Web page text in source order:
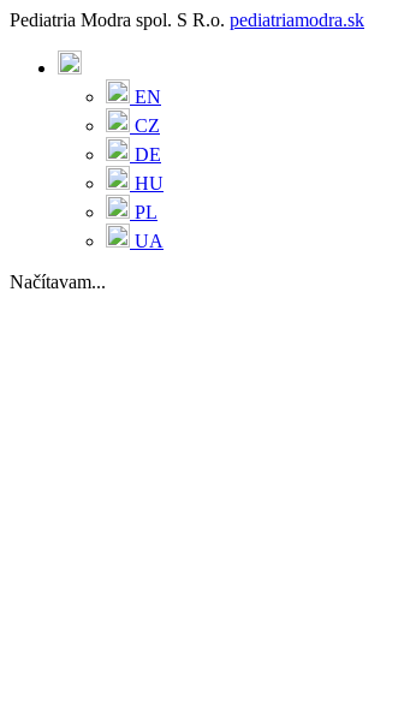
Pediatria Modra spol. S R.o. pediatriamodra.sk
EN
CZ
DE
HU
PL
UA
Načítavam...